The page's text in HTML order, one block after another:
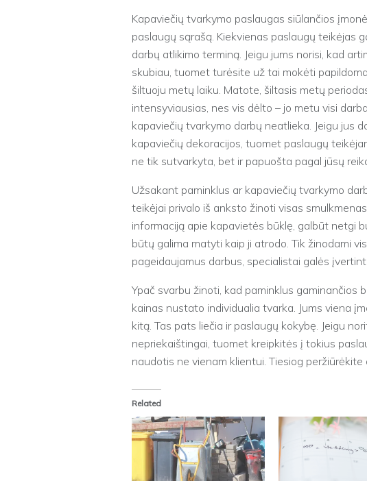
Kapaviečių tvarkymo paslaugas siūlančios
paslaugų sąrašą. Kiekvienas paslaugų teikėjas
darbų atlikimo terminą. Jeigu jums norisi, kad
skubiau, tuomet turėsite už tai mokėti
šiltuoju metų laiku. Matote, šiltasis metų
intensyviausias, nes vis dėlto – jo metu visi
kapaviečių tvarkymo darbų neatlieka. Jeigu jus
kapaviečių dekoracijos, tuomet paslaugų
ne tik sutvarkyta, bet ir papuošta pagal jūsų
Užsakant paminklus ar kapaviečių tvarkymo
teikėjai privalo iš anksto žinoti visas
informaciją apie kapavietės būklę, galbūt netgi
būtų galima matyti kaip ji atrodo. Tik žinodami
pageidaujamus darbus, specialistai galės
Ypač svarbu žinoti, kad paminklus gaminančios
kainas nustato individualia tvarka. Jums viena
kitą. Tas pats liečia ir paslaugų kokybę. Jeigu
nepriekaištingai, tuomet kreipkitės į tokius
naudotis ne vienam klientui. Tiesiog
Related